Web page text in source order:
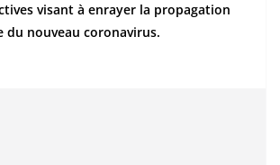
visant à enrayer la propagation
du nouveau coronavirus.